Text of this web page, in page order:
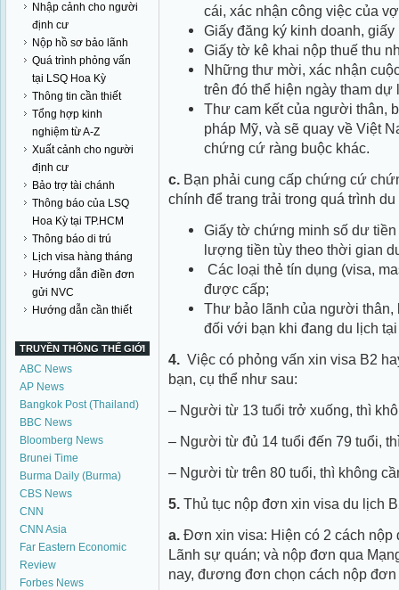
Nhập cảnh cho người
định cư
Nộp hồ sơ bảo lãnh
Quá trình phỏng vấn
tại LSQ Hoa Kỳ
Thông tin cần thiết
Tổng hợp kinh
nghiệm từ A-Z
Xuất cảnh cho người
định cư
Bảo trợ tài chánh
Thông báo của LSQ
Hoa Kỳ tại TP.HCM
Thông báo di trú
Lịch visa hàng tháng
Hướng dẫn điền đơn
gửi NVC
Hướng dẫn cần thiết
TRUYỀN THÔNG THẾ GIỚI
ABC News
AP News
Bangkok Post (Thailand)
BBC News
Bloomberg News
Brunei Time
Burma Daily (Burma)
CBS News
CNN
CNN Asia
Far Eastern Economic
Review
Forbes News
cái, xác nhận công việc của
Giấy đăng ký kinh doanh,
Giấy tờ kê khai nộp thuế thu
Những thư mời, xác nhận
trên đó thể hiện ngày tham
Thư cam kết của người thân,
pháp Mỹ, và sẽ quay về Việt
chứng cứ ràng buộc khác.
c. Bạn phải cung cấp chứng cứ
chính để trang trải trong quá trình
Giấy tờ chứng minh số dư
lượng tiền tùy theo thời gian
Các loại thẻ tín dụng (visa,
được cấp;
Thư bảo lãnh của người thân,
đối với bạn khi đang du lịch tại
4. Việc có phỏng vấn xin visa B2
bạn, cụ thể như sau:
– Người từ 13 tuổi trở xuống, thì
– Người từ đủ 14 tuổi đến 79 tuổi,
– Người từ trên 80 tuổi, thì không
5. Thủ tục nộp đơn xin visa du lịch
a. Đơn xin visa: Hiện có 2 cách
Lãnh sự quán; và nộp đơn qua
nay, đương đơn chọn cách nộp